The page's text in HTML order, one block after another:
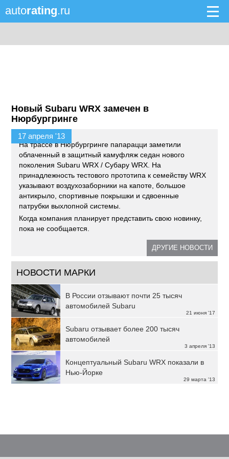
autorating.ru
Новый Subaru WRX замечен в
Нюрбургринге
17 апреля '13
На трассе в Нюрбургринге папарацци заметили
облаченный в защитный камуфляж седан нового
поколения Subaru WRX / Субару WRX. На
принадлежность тестового прототипа к семейству WRX
указывают воздухозаборники на капоте, большое
антикрыло, спортивные покрышки и сдвоенные
патрубки выхлопной системы.
Когда компания планирует представить свою новинку,
пока не сообщается.
ДРУГИЕ НОВОСТИ
НОВОСТИ МАРКИ
21 июня '17
В России отзывают почти 25 тысяч
автомобилей Subaru
3 апреля '13
Subaru отзывает более 200 тысяч
автомобилей
29 марта '13
Концептуальный Subaru WRX показали в
Нью-Йорке